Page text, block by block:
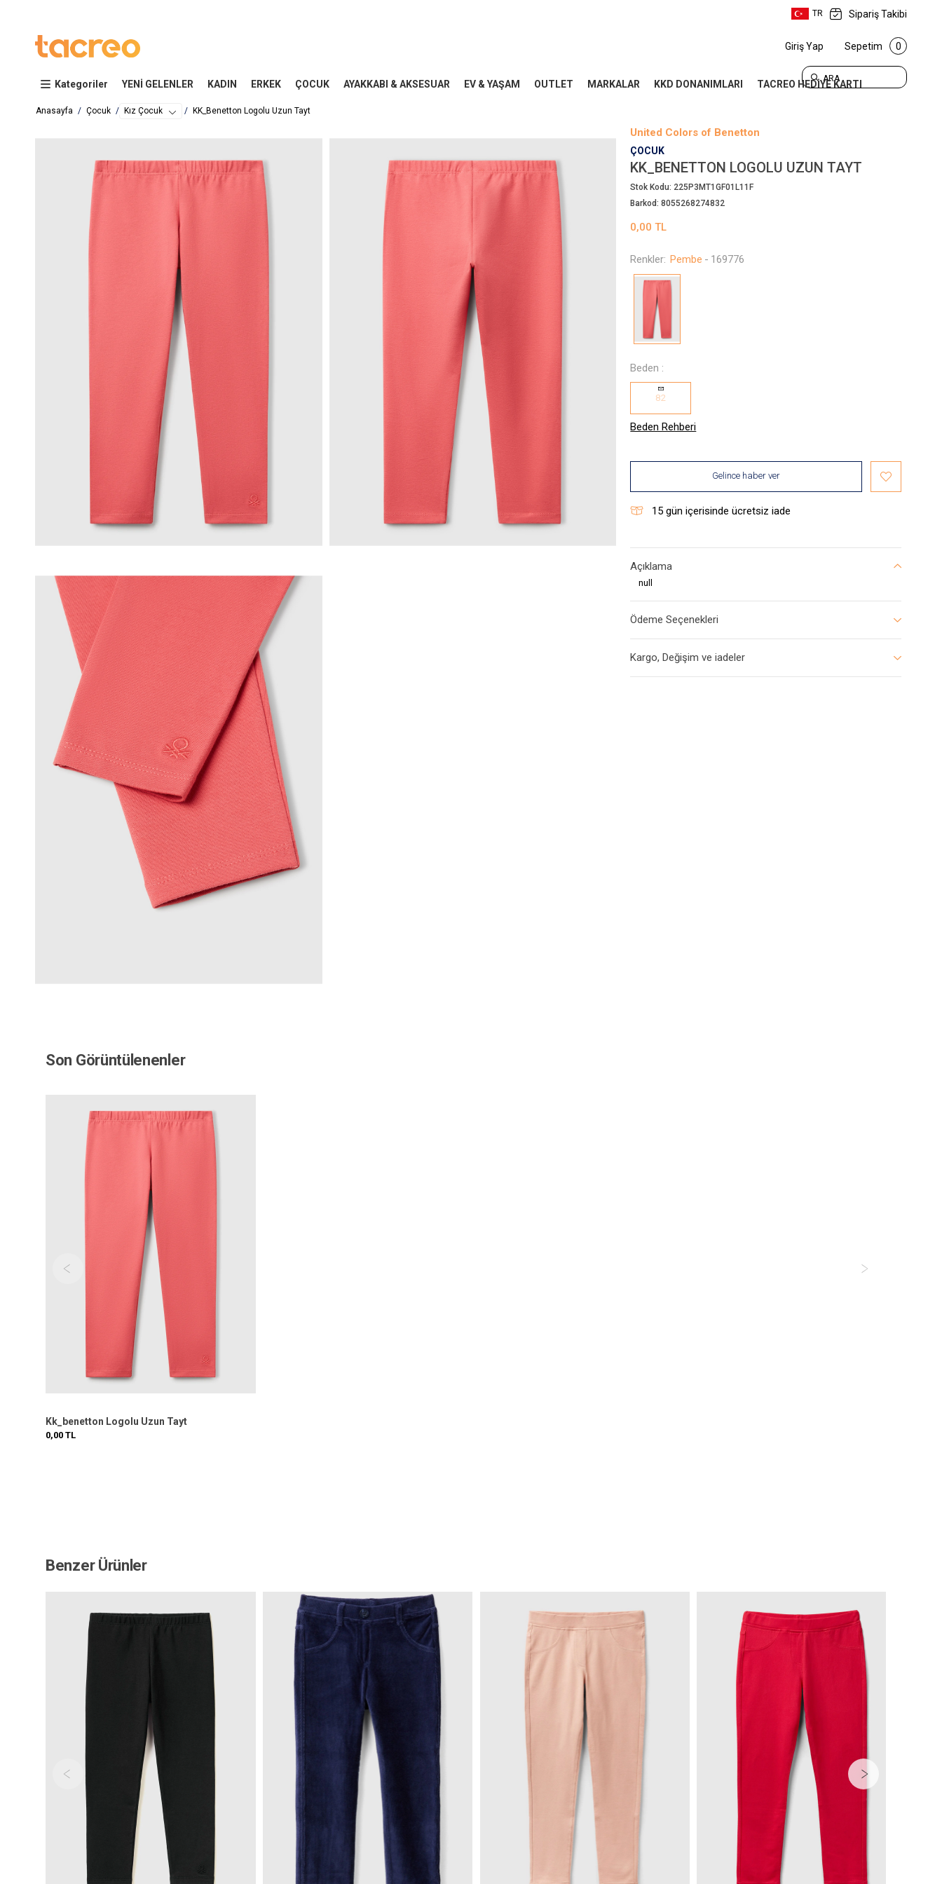
TR Sipariş Takibi
ARA
Giriş Yap Sepetim 0
Kategoriler YENİ GELENLER KADIN ERKEK ÇOCUK AYAKKABI & AKSESUAR EV & YAŞAM OUTLET MARKALAR KKD DONANIMLARI TACREO HEDİYE KARTI
KK_Benetton Logolu Uzun Tayt
Kız Çocuk
Çocuk
Anasayfa
United Colors of Benetton
ÇOCUK
KK_BENETTON LOGOLU UZUN TAYT
Stok Kodu: 225P3MT1GF01L11F
Barkod:8055268274832
0,00TL
Beden Rehberi
Beden :
82
Renkler: Pembe - 169776
Gelince haber ver
15 gün içerisinde ücretsiz iade
Açıklama
null
Ödeme Seçenekleri
Kargo, Değişim ve iadeler
Son Görüntülenenler
Kk_benetton Logolu Uzun Tayt
0,00 TL
Benzer Ürünler